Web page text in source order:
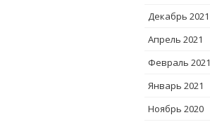
Декабрь 2021
Апрель 2021
Февраль 2021
Январь 2021
Ноябрь 2020